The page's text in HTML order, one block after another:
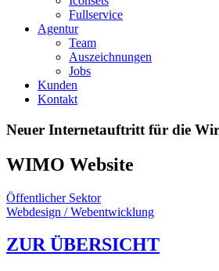
Fullservice
Agentur
Team
Auszeichnungen
Jobs
Kunden
Kontakt
Neuer Internetauftritt für die
WIMO Website
Öffentlicher Sektor
Webdesign / Webentwicklung
ZUR ÜBERSICHT